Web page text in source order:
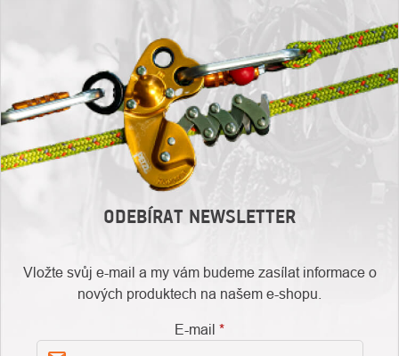
ODEBÍRAT NEWSLETTER
Vložte svůj e-mail a my vám budeme zasílat informace o
nových produktech na našem e-shopu.
E-mail